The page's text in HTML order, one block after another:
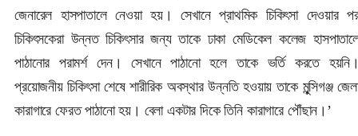
জেনারেল হাসপাতালে নেওয়া হয়। সেখানে প্রাথমিক চিকিৎসা দেওয়ার
চিকিৎসকেরা উন্নত চিকিৎসার জন্য তাকে ঢাকা মেডিকেল কলেজ
পাঠানোর পরামর্শ দেন। সেখানে পাঠানো হলে তাকে ভর্তি করতে
প্রয়োজনীয় চিকিৎসা শেষে শারীরিক অবস্থার উন্নতি হওয়ায় তাকে মুন্সিগঞ্জ
কারাগারে ফেরত পাঠানো হয়। বেলা একটার দিকে তিনি কারাগারে পৌঁছান।’